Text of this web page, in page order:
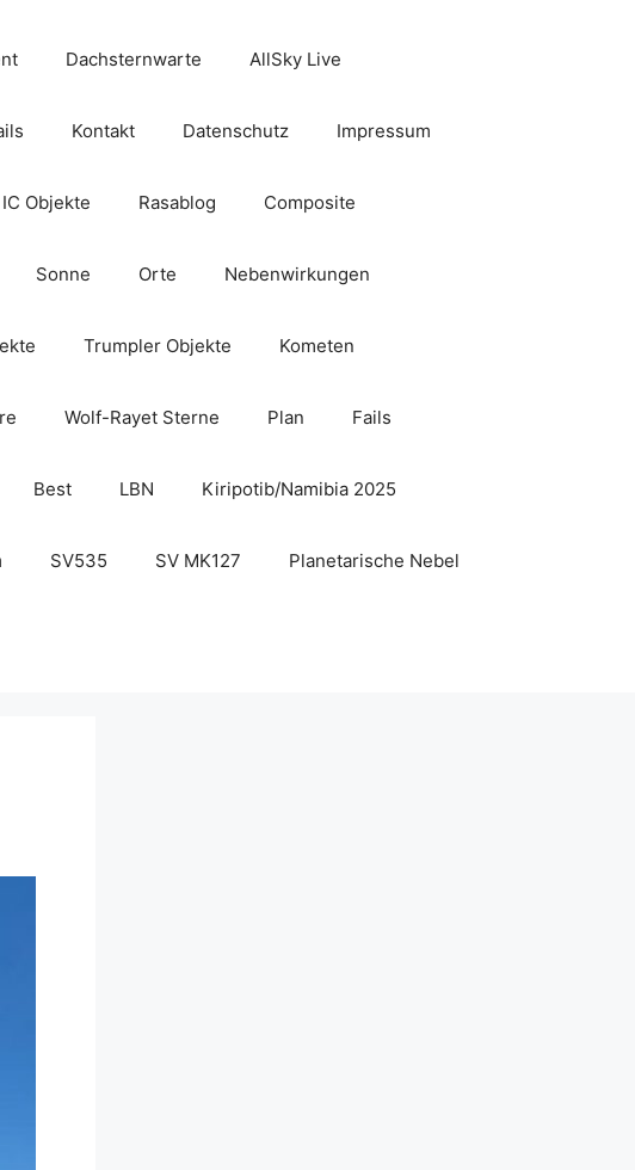
Dachsternwarte AllSky Live
Kontakt Datenschutz Impressum
IC Objekte Rasablog Composite
Sonne Orte Nebenwirkungen
Trumpler Objekte Kometen
Wolf-Rayet Sterne Plan Fails
Best LBN Kiripotib/Namibia 2025
SV535 SV MK127 Planetarische Nebel